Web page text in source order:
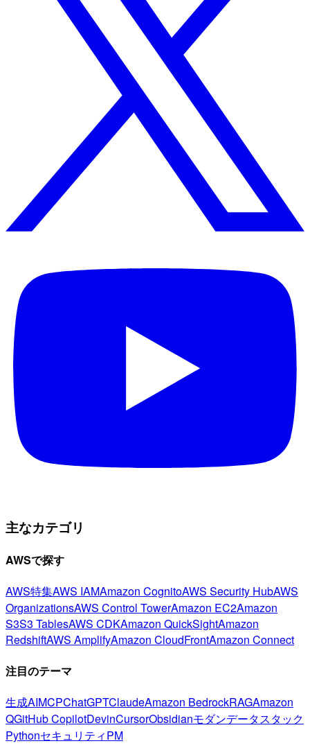
主なカテゴリ
AWSで探す
AWS特集AWS IAMAmazon CognitoAWS Security HubAWS
OrganizationsAWS Control TowerAmazon EC2Amazon
S3S3 TablesAWS CDKAmazon QuickSightAmazon
RedshiftAWS AmplifyAmazon CloudFrontAmazon Connect
注目のテーマ
生成AIMCPChatGPTClaudeAmazon BedrockRAGAmazon
QGitHub CopilotDevinCursorObsidianモダンデータスタック
PythonセキュリティPM